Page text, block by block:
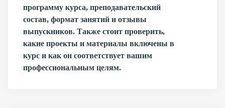
программу курса, преподавательский
состав, формат занятий и отзывы
выпускников. Также стоит проверить,
какие проекты и материалы включены в
курс и как он соответствует вашим
профессиональным целям.